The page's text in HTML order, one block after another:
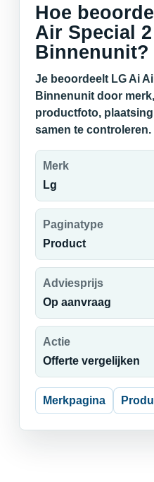
Hoe
Air Special
Binnenunit?
Je beoordeelt LG Ai
Binnenunit door
productfoto,
samen te controleren.
Merk
Lg
Paginatype
Product
Adviesprijs
Op aanvraag
Actie
Offerte vergelijken
Merkpagina